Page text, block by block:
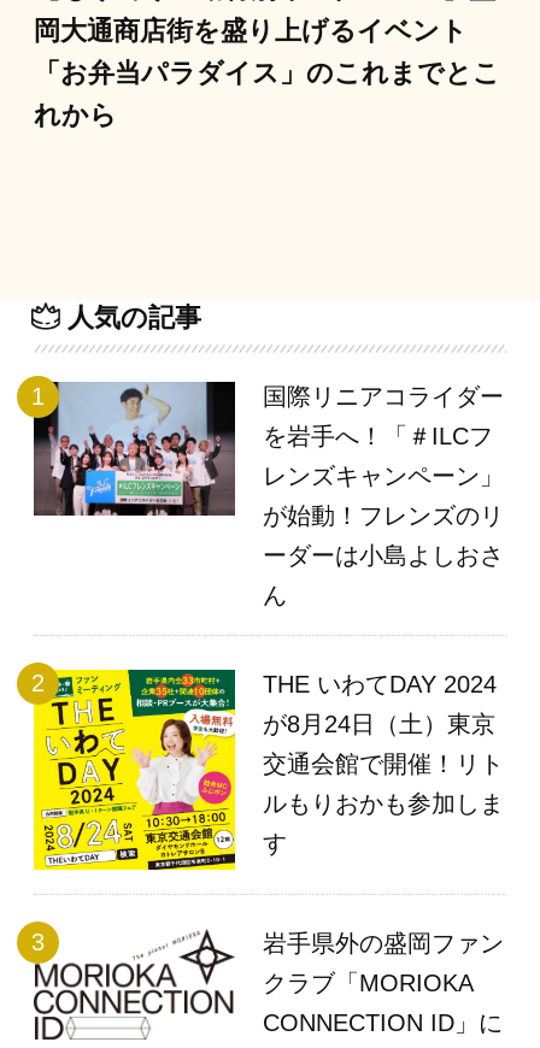
岡大通商店街を盛り上げるイベント
「お弁当パラダイス」のこれまでとこ
れから
人気の記事
国際リニアコライダー
を岩手へ！「＃ILCフ
レンズキャンペーン」
が始動！フレンズのリ
ーダーは小島よしおさ
ん
THE いわてDAY 2024
が8月24日（土）東京
交通会館で開催！リト
ルもりおかも参加しま
す
岩手県外の盛岡ファン
クラブ「MORIOKA
CONNECTION ID」に